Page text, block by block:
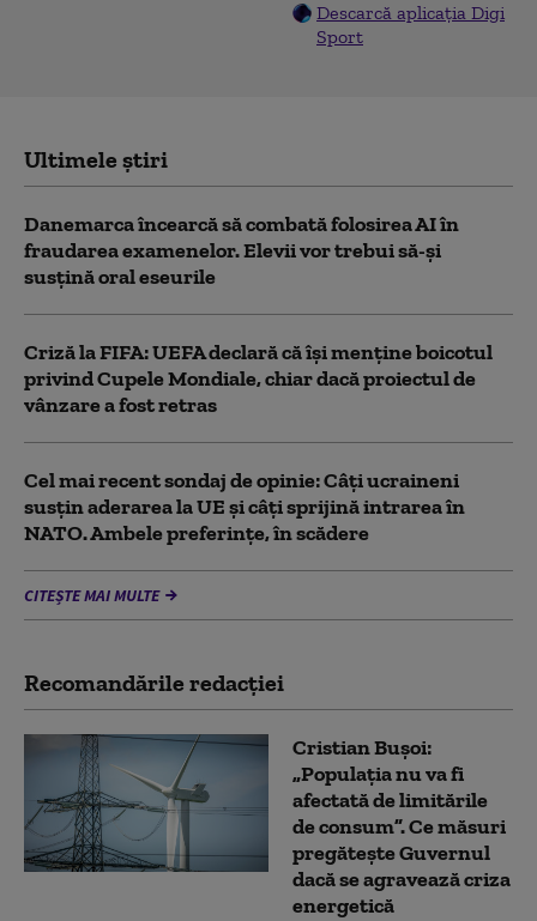
Descarcă aplicația Digi
Sport
Ultimele știri
Danemarca încearcă să combată folosirea AI în
fraudarea examenelor. Elevii vor trebui să-şi
susţină oral eseurile
Criză la FIFA: UEFA declară că îşi menţine boicotul
privind Cupele Mondiale, chiar dacă proiectul de
vânzare a fost retras
Cel mai recent sondaj de opinie: Câți ucraineni
susțin aderarea la UE și câți sprijină intrarea în
NATO. Ambele preferințe, în scădere
CITEȘTE MAI MULTE
Recomandările redacţiei
Cristian Bușoi:
„Populația nu va fi
afectată de limitările
de consum”. Ce măsuri
pregătește Guvernul
dacă se agravează criza
energetică